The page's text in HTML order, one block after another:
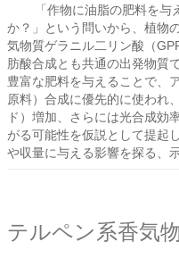
「作物に油脂の肥料を
か？」という問いから、植物
気物質ゲラニル二リン酸（
肪酸合成とも共通の出発物質
豊富な肥料を与えることで、
原料）合成に優先的に使われ
ド）増加、さらには光合成効
がる可能性を仮説として提起
や収量に与える影響を探る、
テルペン系香気